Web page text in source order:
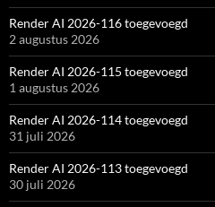
Render AI 2026-116 toegevoegd
2 augustus 2026
Render AI 2026-115 toegevoegd
1 augustus 2026
Render AI 2026-114 toegevoegd
31 juli 2026
Render AI 2026-113 toegevoegd
30 juli 2026